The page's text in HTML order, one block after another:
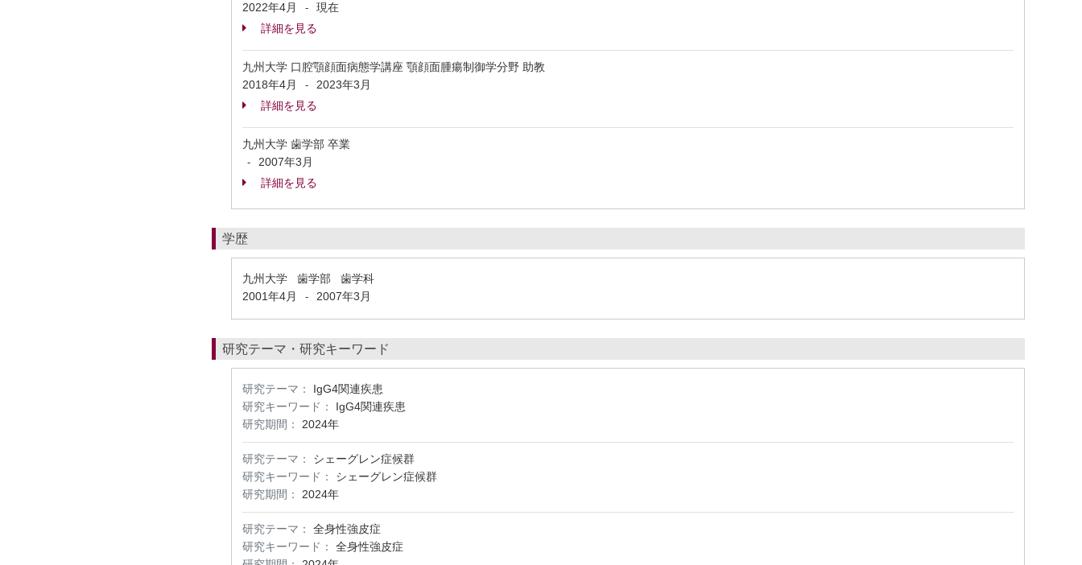
2022年4月
-
現在
詳細を見る
九州大学 口腔顎顔面病態学講座 顎顔面腫瘍制御学分野 助教
2018年4月
-
2023年3月
詳細を見る
九州大学 歯学部 卒業
-
2007年3月
詳細を見る
学歴
九州大学 歯学部 歯学科
2001年4月
- 2007年3月
研究テーマ・研究キーワード
研究テーマ：
IgG4関連疾患
研究キーワード：
IgG4関連疾患
研究期間：
2024年
研究テーマ：
シェーグレン症候群
研究キーワード：
シェーグレン症候群
研究期間：
2024年
研究テーマ：
全身性強皮症
研究キーワード：
全身性強皮症